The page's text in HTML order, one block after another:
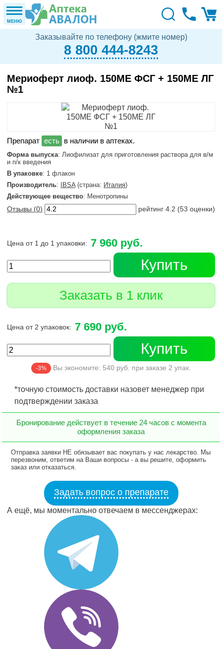
МЕНЮ
Заказывайте по телефону (жмите номер)
8 800 444-8243
Мериоферт лиоф. 150МЕ ФСГ + 150МЕ ЛГ
№1
в наличии в аптеках.
Форма выпуска: Лиофилизат для приготовления раствора для в/м
и п/к введения
В упаковке: 1 флакон
Производитель: IBSA(страна: Италия)
Действующее вещество: Менотропины
Отзывы (0) рейтинг 4.2 (53 оценки)
Цена от 1 до 1 упаковки: 7 960 руб.
Купить
Заказать в 1 клик
Цена от 2 упаковок: 7 690 руб.
Купить
-3% Вы экономите: 540 руб. при заказе 2 упак.
*точную стоимость доставки назовет менеджер при
подтверждении заказа
Бронирование действует в течение 24 часов с момента
оформления заказа
Отправка заявки НЕ обязывает вас покупать у нас лекарство. Мы
перезвоним, ответим на Ваши вопросы - а вы решите, оформить
заказ или отказаться.
Задать вопрос о препарате
А ещё, мы моментально отвечаем в мессенджерах: